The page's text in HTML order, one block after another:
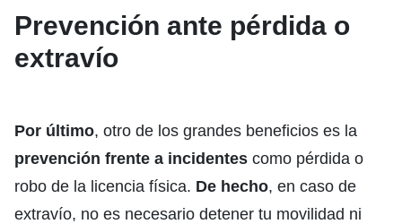
Prevención ante pérdida o
extravío
Por último, otro de los grandes beneficios es la
prevención frente a incidentes como pérdida o
robo de la licencia física. De hecho, en caso de
extravío, no es necesario detener tu movilidad ni